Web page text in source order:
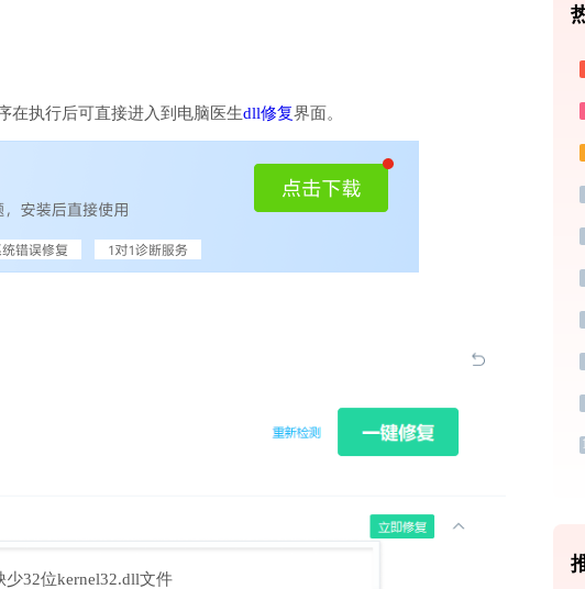
在执行后可直接进入到电脑医生dll修复界面。
少32位kernel32.dll文件